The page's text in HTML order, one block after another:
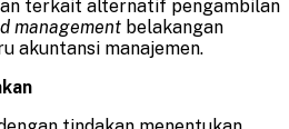
terkait alternatif pengambilan
management belakangan
akuntansi manajemen.